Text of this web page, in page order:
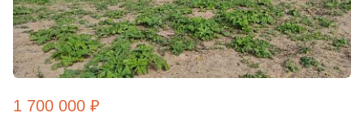
1 700 000 ₽